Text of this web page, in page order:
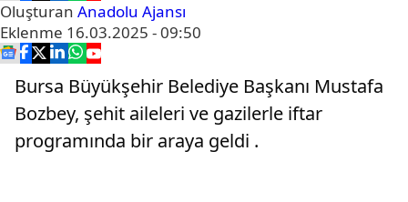
Oluşturan Anadolu Ajansı
Eklenme 16.03.2025 - 09:50
Bursa Büyükşehir Belediye Başkanı Mustafa
Bozbey, şehit aileleri ve gazilerle iftar
programında bir araya geldi .